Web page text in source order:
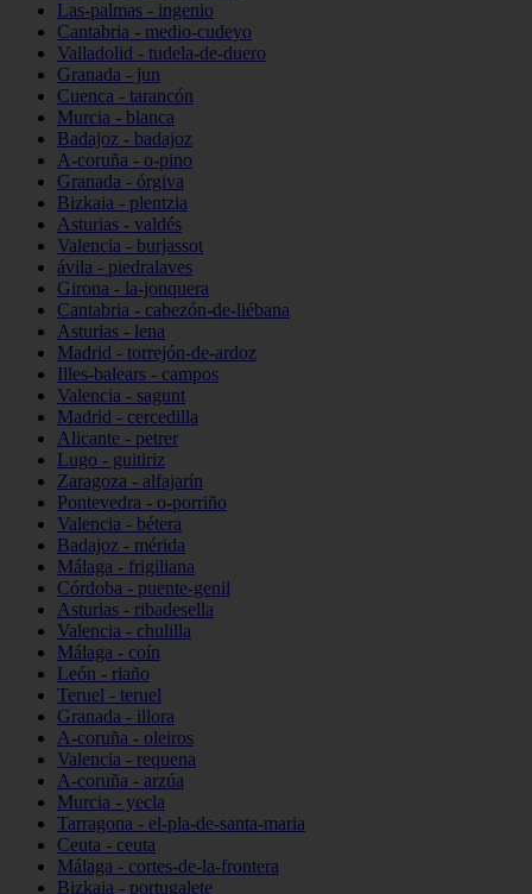
Las-palmas - ingenio
Cantabria - medio-cudeyo
Valladolid - tudela-de-duero
Granada - jun
Cuenca - tarancón
Murcia - blanca
Badajoz - badajoz
A-coruña - o-pino
Granada - órgiva
Bizkaia - plentzia
Asturias - valdés
Valencia - burjassot
ávila - piedralaves
Girona - la-jonquera
Cantabria - cabezón-de-liébana
Asturias - lena
Madrid - torrejón-de-ardoz
Illes-balears - campos
Valencia - sagunt
Madrid - cercedilla
Alicante - petrer
Lugo - guitiriz
Zaragoza - alfajarín
Pontevedra - o-porriño
Valencia - bétera
Badajoz - mérida
Málaga - frigiliana
Córdoba - puente-genil
Asturias - ribadesella
Valencia - chulilla
Málaga - coín
León - riaño
Teruel - teruel
Granada - illora
A-coruña - oleiros
Valencia - requena
A-coruña - arzúa
Murcia - yecla
Tarragona - el-pla-de-santa-maria
Ceuta - ceuta
Málaga - cortes-de-la-frontera
Bizkaia - portugalete